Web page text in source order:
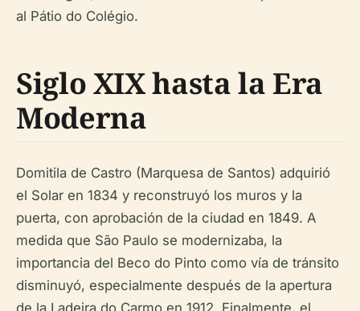
al Pátio do Colégio.
Siglo XIX hasta la Era
Moderna
Domitila de Castro (Marquesa de Santos) adquirió
el Solar en 1834 y reconstruyó los muros y la
puerta, con aprobación de la ciudad en 1849. A
medida que São Paulo se modernizaba, la
importancia del Beco do Pinto como vía de tránsito
disminuyó, especialmente después de la apertura
de la Ladeira do Carmo en 1912. Finalmente, el